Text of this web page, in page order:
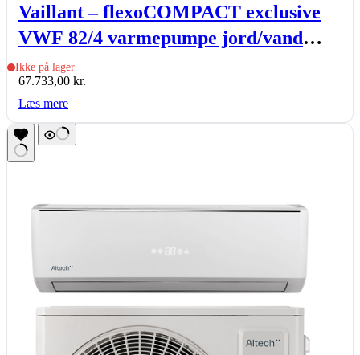
Vaillant – flexoCOMPACT exclusive
VWF 82/4 varmepumpe jord/vand
indedel med 171l varmtvandsbeholder
Ikke på lager
67.733,00 kr.
Læs mere